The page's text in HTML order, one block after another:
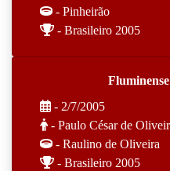
- Pinheirão
- Brasileiro 2005
- 2/7/2005
- Paulo César de
- Raulino de Oliveira
- Brasileiro 2005